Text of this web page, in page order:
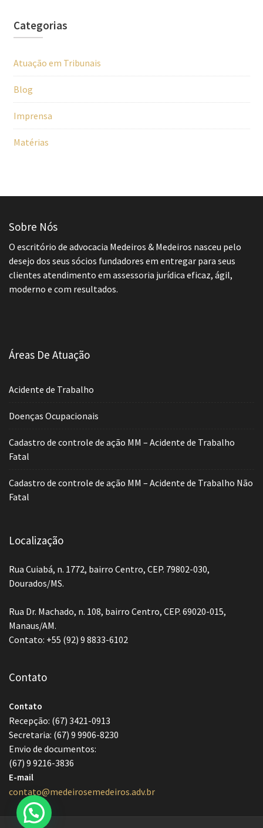
Categorias
Atuação em Tribunais
Blog
Imprensa
Matérias
Sobre Nós
O escritório de advocacia Medeiros & Medeiros nasceu pelo
desejo dos seus sócios fundadores em entregar para seus
clientes atendimento em assessoria jurídica eficaz, ágil,
moderno e com resultados.
Áreas De Atuação
Acidente de Trabalho
Doenças Ocupacionais
Cadastro de controle de ação MM – Acidente de Trabalho
Fatal
Cadastro de controle de ação MM – Acidente de Trabalho Não
Fatal
Localização
Rua Cuiabá, n. 1772, bairro Centro, CEP. 79802-030,
Dourados/MS.
Rua Dr. Machado, n. 108, bairro Centro, CEP. 69020-015,
Manaus/AM.
Contato: +55 (92) 9 8833-6102
Contato
Contato
Recepção: (67) 3421-0913
Secretaria: (67) 9 9906-8230
Envio de documentos:
(67) 9 9216-3836
E-mail
contato@medeirosemedeiros.adv.br